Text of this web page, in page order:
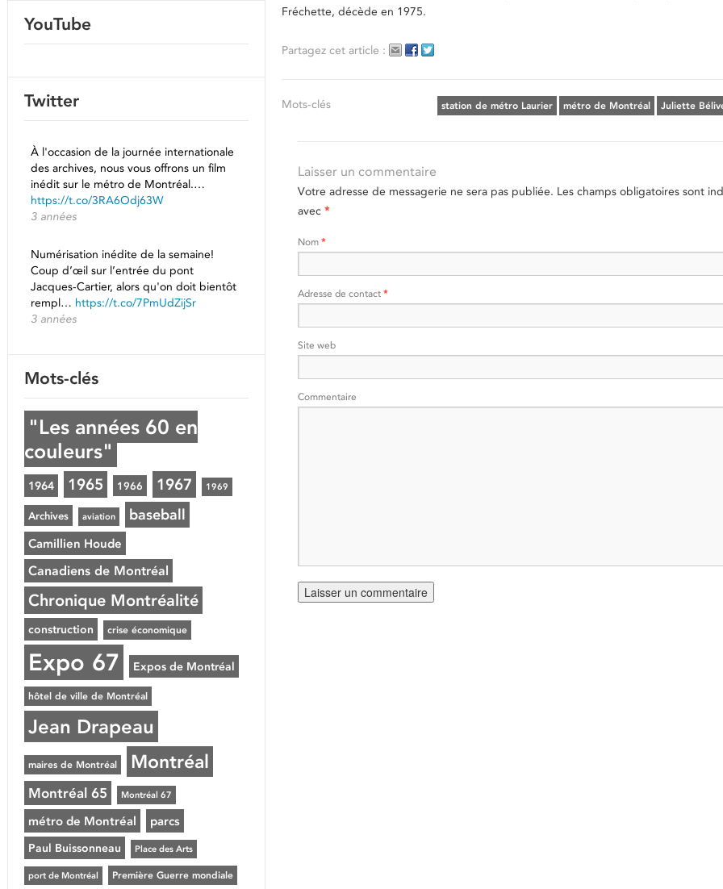
Fréchette, décède en 1975.
Partagez cet article :
Mots-clés Juliette
métro de Montréal
station de métro Laurier
Laisser un commentaire
Votre adresse de messagerie ne sera pas publiée. Les champs obligatoires sont
avec *
Nom *
Adresse de contact *
Site web
Commentaire
YouTube
Twitter
À l'occasion de la journée internationale
des archives, nous vous offrons un film
inédit sur le métro de Montréal.…
https://t.co/3RA6Odj63W
3 années
Numérisation inédite de la semaine!
Coup d’œil sur l’entrée du pont
Jacques-Cartier, alors qu'on doit bientôt
rempl… https://t.co/7PmUdZijSr
3 années
Mots-clés
"Les années 60 en
couleurs"
1964 1965 1966 1967 1969
Archives aviation baseball
Camillien Houde
Canadiens de Montréal
Chronique Montréalité
construction crise économique
Expo 67 Expos de Montréal
hôtel de ville de Montréal
Jean Drapeau
maires de Montréal Montréal
Montréal 65 Montréal 67
métro de Montréal parcs
Paul Buissonneau Place des Arts
port de Montréal Première Guerre mondiale